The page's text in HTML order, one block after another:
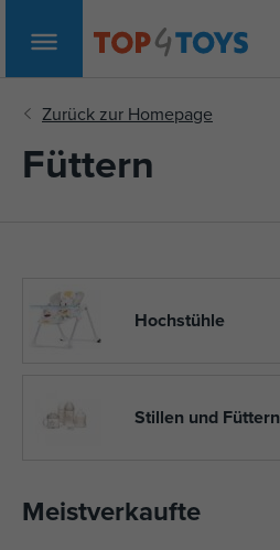
Füttern
Hochstühle
Stillen und Füttern
Meistverkaufte